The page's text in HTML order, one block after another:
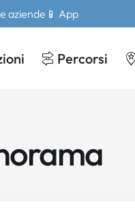
aziende 📱 App
Percorsi